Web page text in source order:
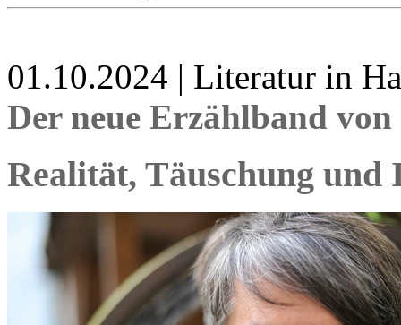
01.10.2024 | Literatur in
Der neue Erzählband von
Realität, Täuschung und